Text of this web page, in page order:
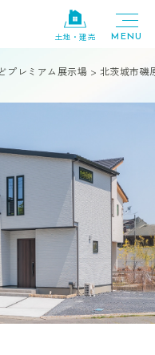
土地・建売
プレミアム展示場 > 北茨城市磯